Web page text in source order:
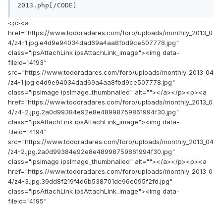
2013.php[/CODE]
<p><a
href="https://www.todoradares.com/foro/uploads/monthly_2013_0
4/z4-1.jpg.e4d9e94034dad69a4aa8fbd9ce507778.jpg"
class="ipsAttachLink ipsAttachLink_image"><img data-
fileid="4193"
src="https://www.todoradares.com/foro/uploads/monthly_2013_04
/z4-1.jpg.e4d9e94034dad69a4aa8fbd9ce507778.jpg"
class="ipsImage ipsImage_thumbnailed" alt=""></a></p><p><a
href="https://www.todoradares.com/foro/uploads/monthly_2013_0
4/z4-2.jpg.2a0d99384e92e8e48998759861994f30.jpg"
class="ipsAttachLink ipsAttachLink_image"><img data-
fileid="4194"
src="https://www.todoradares.com/foro/uploads/monthly_2013_04
/z4-2.jpg.2a0d99384e92e8e48998759861994f30.jpg"
class="ipsImage ipsImage_thumbnailed" alt=""></a></p><p><a
href="https://www.todoradares.com/foro/uploads/monthly_2013_0
4/z4-3.jpg.39dd8f219f4d6b538701de96e095f2fd.jpg"
class="ipsAttachLink ipsAttachLink_image"><img data-
fileid="4195"